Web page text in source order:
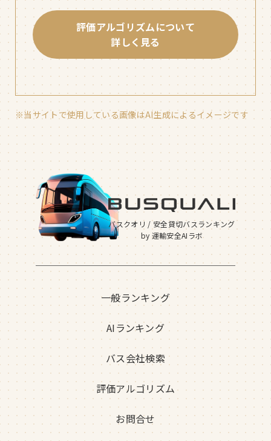
評価アルゴリズムについて
詳しく見る
※当サイトで使用している画像はAI生成によるイメージです
バスクオリ / 安全貸切バスランキング
by 運輸安全AIラボ
一般ランキング
AIランキング
バス会社検索
評価アルゴリズム
お問合せ